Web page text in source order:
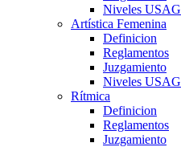
Niveles USAG
Artística Femenina
Definicion
Reglamentos
Juzgamiento
Niveles USAG
Rítmica
Definicion
Reglamentos
Juzgamiento